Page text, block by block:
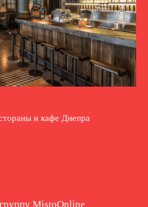
и кафе Днепра
MistoOnline